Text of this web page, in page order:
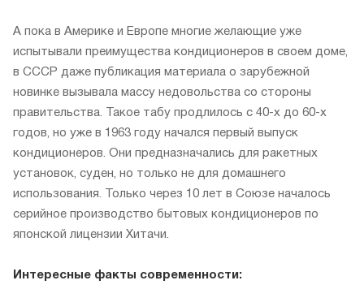
А пока в Америке и Европе многие желающие уже
испытывали преимущества кондиционеров в своем доме,
в СССР даже публикация материала о зарубежной
новинке вызывала массу недовольства со стороны
правительства. Такое табу продлилось с 40-х до 60-х
годов, но уже в 1963 году начался первый выпуск
кондиционеров. Они предназначались для ракетных
установок, суден, но только не для домашнего
использования. Только через 10 лет в Союзе началось
серийное производство бытовых кондиционеров по
японской лицензии Хитачи.
Интересные факты современности: